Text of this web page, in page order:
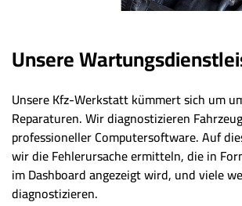
Unsere
Unsere Kfz-Werkstatt kümmert sich um
Reparaturen. Wir diagnostizieren
professioneller Computersoftware. Auf
wir die Fehlerursache ermitteln, die in
im Dashboard angezeigt wird, und viele
diagnostizieren.